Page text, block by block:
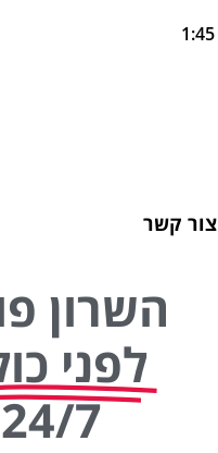
צור קשר
השרון
לפני
24/7